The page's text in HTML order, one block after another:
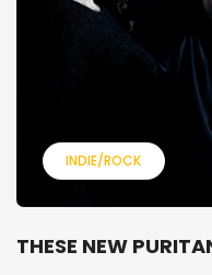
INDIE/ROCK
THESE NEW